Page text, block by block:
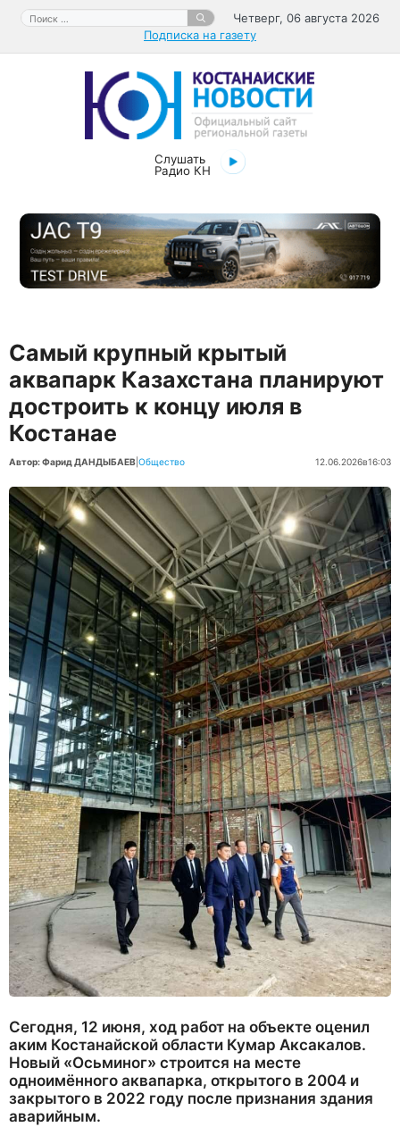
Перейти
содержимому
Поиск:
Четверг, 06 августа 2026
Подписка на газету
Слушать
Радио КН
Самый крупный крытый
аквапарк Казахстана планируют
достроить к концу июля в
Костанае
Автор: Фарид ДАНДЫБАЕВ Общество 12.06.2026в16:03
Сегодня, 12 июня, ход работ на объекте оценил
аким Костанайской области Кумар Аксакалов.
Новый «Осьминог» строится на месте
одноимённого аквапарка, открытого в 2004 и
закрытого в 2022 году после признания здания
аварийным.